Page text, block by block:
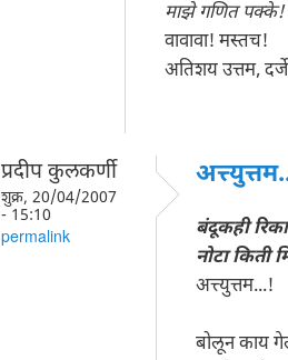
माझे गणित पक्के!
वावावा! मस्तच!
अतिशय उत्तम,
प्रदीप कुलकर्णी
शुक्र, 20/04/2007
- 15:10
permalink
बंदूकही
नोटा किती
अत्त्युत्तम...!
बोलून काय